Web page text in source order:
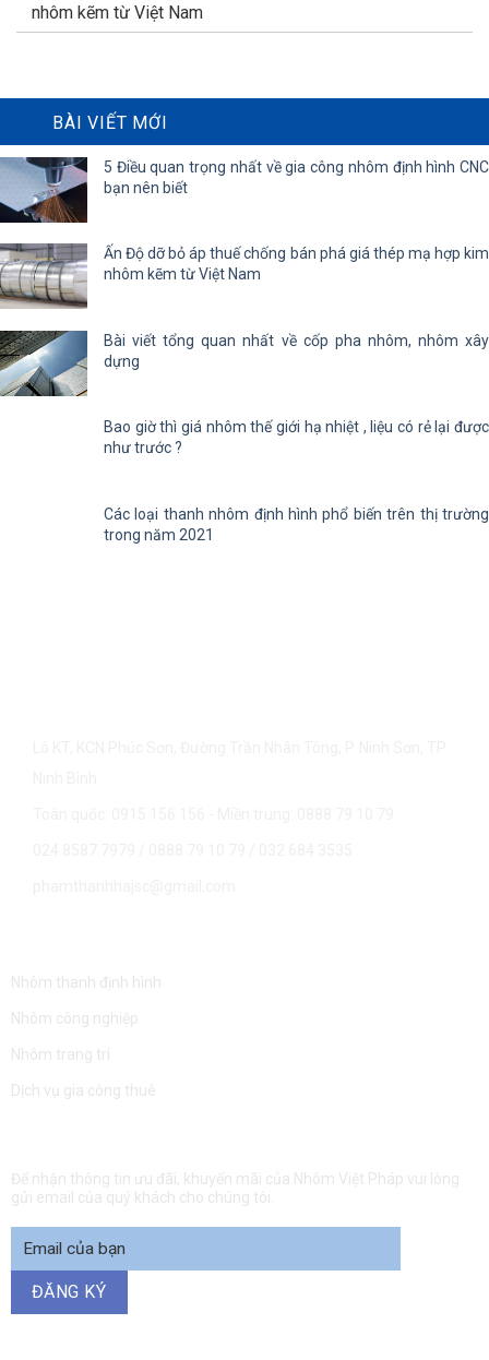
nhôm kẽm từ Việt Nam
BÀI VIẾT MỚI
5 Điều quan trọng nhất về gia công nhôm định hình CNC
bạn nên biết
Ấn Độ dỡ bỏ áp thuế chống bán phá giá thép mạ hợp kim
nhôm kẽm từ Việt Nam
Bài viết tổng quan nhất về cốp pha nhôm, nhôm xây
dựng
Bao giờ thì giá nhôm thế giới hạ nhiệt , liệu có rẻ lại được
như trước ?
Các loại thanh nhôm định hình phổ biến trên thị trường
trong năm 2021
Nhôm thanh định hình
Nhôm công nghiệp
Nhôm trang trí
Dịch vụ gia công thuê
Để nhận thông tin ưu đãi, khuyến mãi của Nhôm Việt Pháp vui lòng
gửi email của quý khách cho chúng tôi.